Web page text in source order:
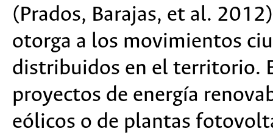
(Prados, Barajas, et al.
otorga a los movimientos
distribuidos en el territorio.
proyectos de energía
eólicos o de plantas